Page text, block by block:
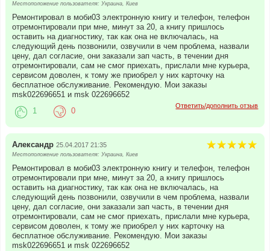
Местоположение пользователя: Украина, Киев
Ремонтировал в моби03 электронную книгу и телефон, телефон
отремонтировали при мне, минут за 20, а книгу пришлось
оставить на диагностику, так как она не включалась, на
следующий день позвонили, озвучили в чем проблема, назвали
цену, дал согласие, они заказали зап часть, в течении дня
отремонтировали, сам не смог приехать, прислали мне курьера,
сервисом доволен, к тому же приобрел у них карточку на
бесплатное обслуживание. Рекомендую. Мои заказы
msk022696651 и msk 022696652
Ответить/дополнить отзыв
1 0
Александр 25.04.2017 21:35
Местоположение пользователя: Украина, Киев
Ремонтировал в моби03 электронную книгу и телефон, телефон
отремонтировали при мне, минут за 20, а книгу пришлось
оставить на диагностику, так как она не включалась, на
следующий день позвонили, озвучили в чем проблема, назвали
цену, дал согласие, они заказали зап часть, в течении дня
отремонтировали, сам не смог приехать, прислали мне курьера,
сервисом доволен, к тому же приобрел у них карточку на
бесплатное обслуживание. Рекомендую. Мои заказы
msk022696651 и msk 022696652